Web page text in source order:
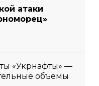
атаки
«Укрнафты» —
объемы